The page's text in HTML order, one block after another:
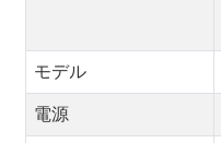
モデル
電源